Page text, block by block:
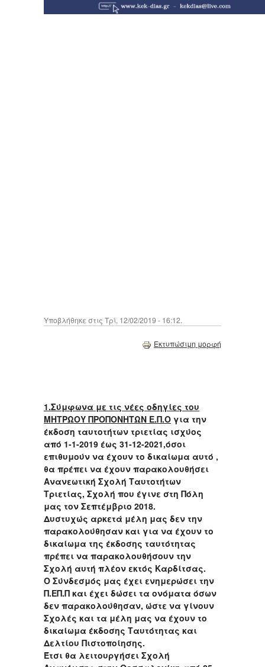
Υποβλήθηκε στις Τρί, 12/02/2019 - 16:12.
Εκτυπώσιμη μορφή
1.Σύμφωνα με τις νέες οδηγίες του
ΜΗΤΡΩΟΥ ΠΡΟΠΟΝΗΤΩΝ Ε.Π.Ο για την
έκδοση ταυτοτήτων τριετίας ισχύος
από 1-1-2019 έως 31-12-2021,όσοι
επιθυμούν να έχουν το δικαίωμα αυτό ,
θα πρέπει να έχουν παρακολουθήσει
Ανανεωτική Σχολή Ταυτοτήτων
Τριετίας, Σχολή που έγινε στη Πόλη
μας τον Σεπτέμβριο 2018.
Δυστυχώς αρκετά μέλη μας δεν την
παρακολούθησαν και για να έχουν το
δικαίωμα της έκδοσης ταυτότητας
πρέπει να παρακολουθήσουν την
Σχολή αυτή πλέον εκτός Καρδίτσας.
Ο Σύνδεσμός μας έχει ενημερώσει την
Π.ΕΠ.Π και έχει δώσει τα ονόματα όσων
δεν παρακολούθησαν, ώστε να γίνουν
Σχολές και τα μέλη μας να έχουν το
δικαίωμα έκδοσης Ταυτότητας και
Δελτίου Πιστοποίησης.
Έτσι θα λειτουργήσει Σχολή